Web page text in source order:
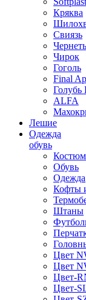
Кряква
Свиязь
Чернеть
Чирок
Гоголь
Final
Голубь
ALFA
Лешие
Одежда
обувь
Обувь
Одежда
Кофты
Штаны
Цвет
Цвет
Цвет-
Цвет-